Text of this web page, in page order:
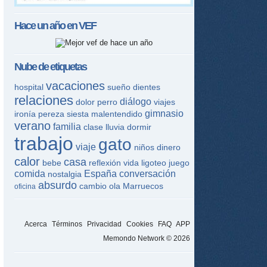
Hace un año enVEF
Nube de etiquetas
hospital vacaciones sueño dientes
relaciones dolor perro diálogo viajes
ironía pereza siesta malentendido gimnasio
verano familia clase lluvia dormir
trabajo viaje gato niños dinero
calor bebe casa reflexión vida ligoteo juego
comida nostalgia España conversación
oficina absurdo cambio ola Marruecos
Acerca Términos Privacidad Cookies FAQ APP
Memondo Network © 2026